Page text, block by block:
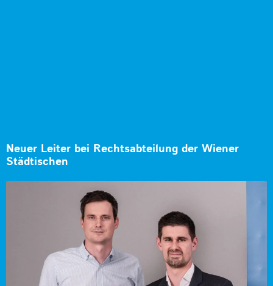
Neuer Leiter bei Rechtsabteilung der Wiener
Städtischen